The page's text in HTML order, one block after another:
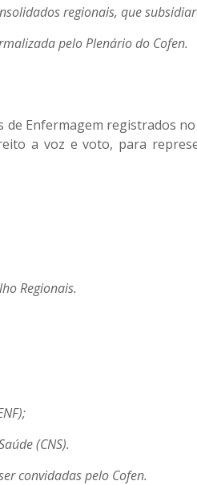
regionais, que
pelo Plenário do Cofen.
Enfermagem registrados
a voz e voto, para
Regionais.
(CNS).
convidadas pelo Cofen.